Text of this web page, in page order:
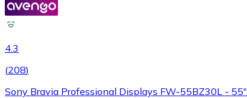
4.3
(208)
Sony Bravia Professional Displays FW-55BZ30L - 55"